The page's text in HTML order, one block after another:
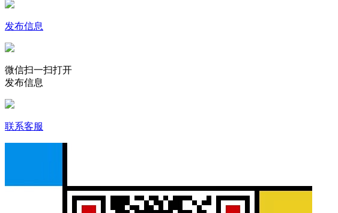
发布信息
微信扫一扫打开
发布信息
联系客服